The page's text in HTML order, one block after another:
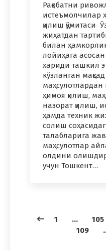
Рақобатни
истеъмолчилар
қилиш қўмитаси
жиҳатдан
билан
лойиҳага
хариди ташкил
кўзланган
ҳимоя қилиш,
назорат қилиш,
ҳамда техник
солиш
талабларига
маҳсулотлар
олдини
учун Тошкент…
1 … 105
109